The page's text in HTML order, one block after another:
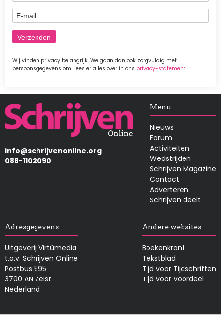
E-mail
Wij vinden privacy belangrijk. We gaan dan ook zorgvuldig met
persoonsgegevens om. Lees er alles over in ons privacy-statement.
Afbeelding
info@schrijvenonline.org
088-1102090
Menu
Nieuws
Forum
Activiteiten
Wedstrijden
Schrijven Magazine
Contact
Adverteren
Schrijven deelt
Adresgegevens
Uitgeverij Virtùmedia
t.a.v. Schrijven Online
Postbus 595
3700 AN Zeist
Nederland
Andere websites
Boekenkrant
Tekstblad
Tijd voor Tijdschriften
Tijd voor Voordeel